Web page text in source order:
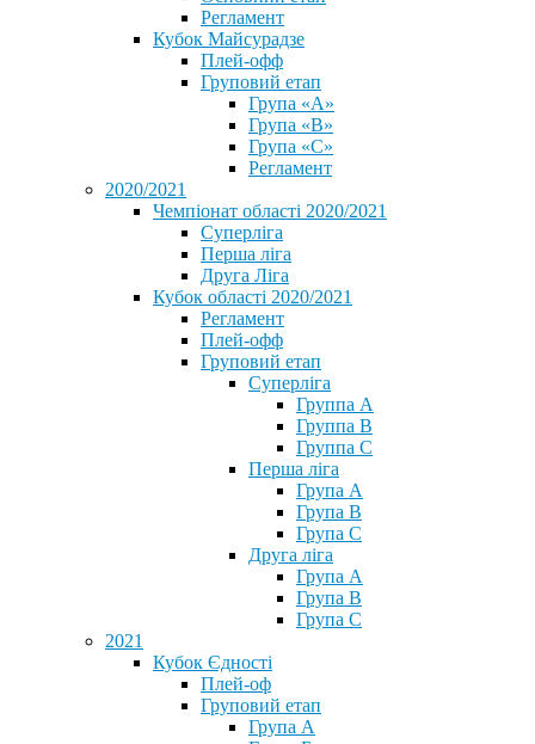
Регламент
Кубок Майсурадзе
Плей-офф
Груповий етап
Група «А»
Група «B»
Група «C»
Регламент
2020/2021
Чемпіонат області 2020/2021
Суперліга
Перша ліга
Друга Ліга
Кубок області 2020/2021
Регламент
Плей-офф
Груповий етап
Суперліга
Группа A
Группа B
Группа C
Перша ліга
Група A
Група B
Група C
Друга ліга
Група A
Група B
Група C
2021
Кубок Єдності
Плей-оф
Груповий етап
Група А